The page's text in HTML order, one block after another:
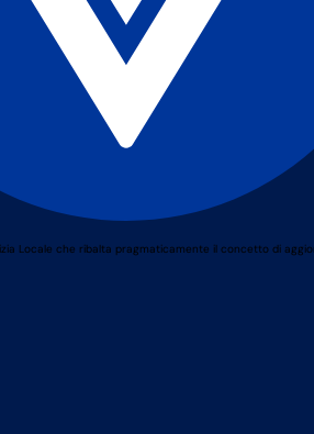
Locale che ribalta pragmaticamente il concetto di